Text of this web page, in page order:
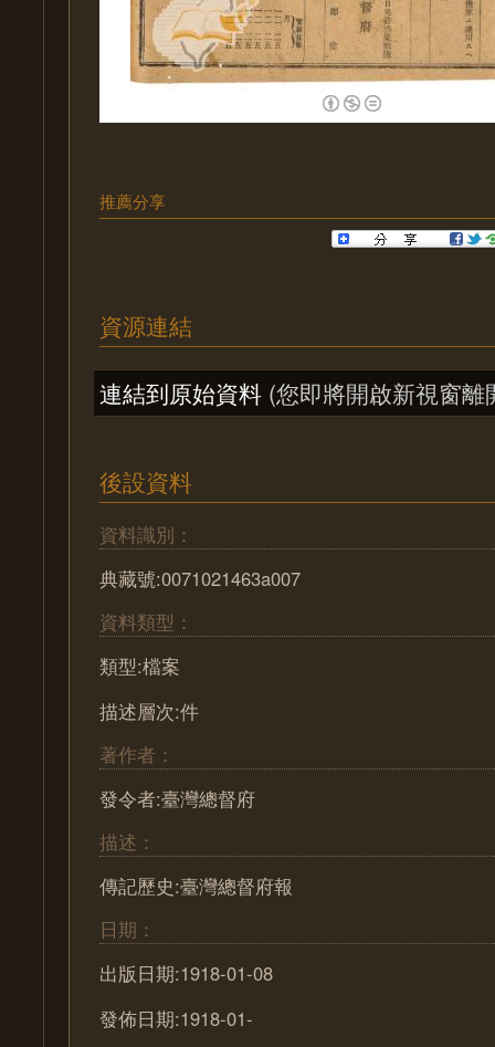
推薦分享
資源連結
連結到原始資料 (您即將開啟新視窗離
後設資料
資料識別：
典藏號:0071021463a007
資料類型：
類型:檔案
描述層次:件
著作者：
發令者:臺灣總督府
描述：
傳記歷史:臺灣總督府報
日期：
出版日期:1918-01-08
發佈日期:1918-01-